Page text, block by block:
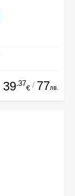
39.37
€ / 77лв.